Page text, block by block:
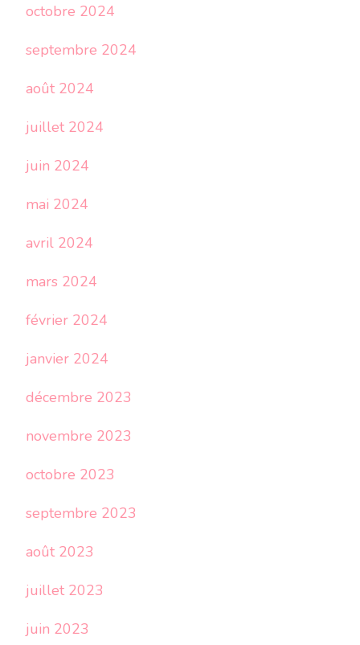
octobre 2024
septembre 2024
août 2024
juillet 2024
juin 2024
mai 2024
avril 2024
mars 2024
février 2024
janvier 2024
décembre 2023
novembre 2023
octobre 2023
septembre 2023
août 2023
juillet 2023
juin 2023